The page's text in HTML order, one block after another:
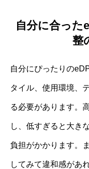
自分に合った
整
自分にぴったりの
タイル、使用環境、
る必要があります。
し、低すぎると大き
負担がかかります。
してみて違和感があ